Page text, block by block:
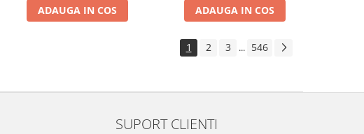
ADAUGA IN COS ADAUGA IN COS
1 2 3 ... 546
SUPORT CLIENTI